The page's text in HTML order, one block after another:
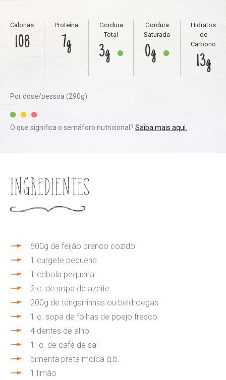
Calorias
108
Proteína
7g
Gordura
Total
3g
Gordura
Saturada
0g
Hidratos
de
Carbono
13g
Por dose/pessoa (290g)
O que significa o semáforo nutricional? Saiba mais aqui.
Ingredientes
600g de feijão branco cozido
1 curgete pequena
1 cebola pequena
2 c. de sopa de azeite
200g de tengarrinhas ou beldroegas
1 c. sopa de folhas de poejo fresco
4 dentes de alho
1 c. de café de sal
pimenta preta moída q.b.
1 limão